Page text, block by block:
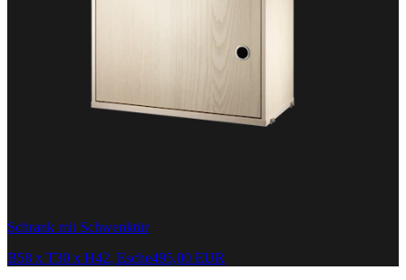
Schrank mit Schwenktür
B58 x T30 x H42, Esche495,00 EUR